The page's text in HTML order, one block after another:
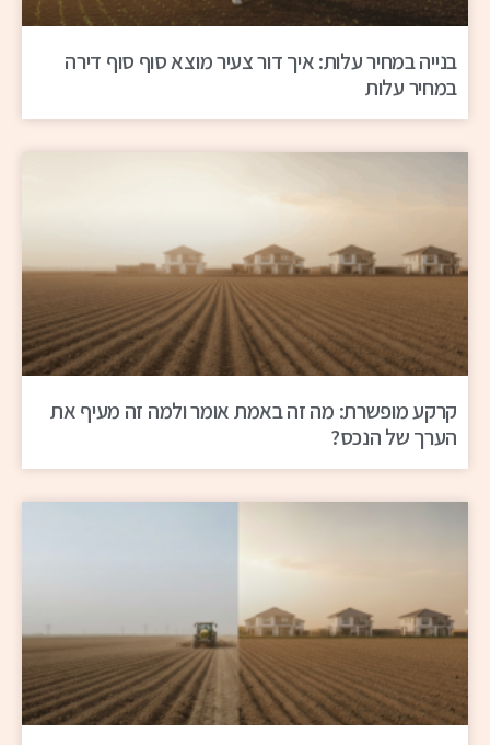
בנייה במחיר עלות: איך דור צעיר מוצא סוף סוף דירה
במחיר עלות
קרקע מופשרת: מה זה באמת אומר ולמה זה מעיף את
הערך של הנכס?